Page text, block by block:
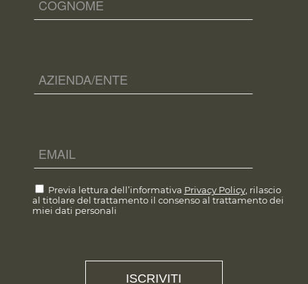
Previa lettura dell’informativa Privacy Policy, rilascio
al titolare del trattamento il consenso al trattamento dei
miei dati personali